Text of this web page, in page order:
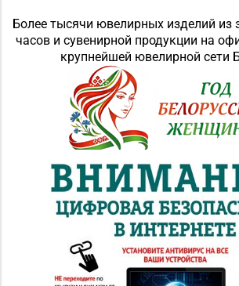
Более тысячи ювелирных изделий из
часов и сувенирной продукции на
крупнейшей ювелирной сети